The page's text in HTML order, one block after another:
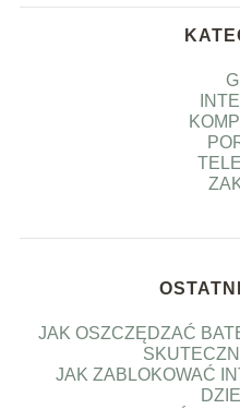
JAK OSZCZĘDZAĆ
JAK ZABLOKOWAĆ